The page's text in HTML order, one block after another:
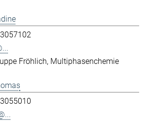
Fröhlich Multiphasenchemie